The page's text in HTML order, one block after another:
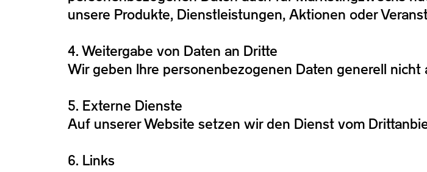
unsere Produkte, Dienstleistungen, Aktionen oder
4. Weitergabe von Daten an Dritte
Wir geben Ihre personenbezogenen Daten generell nicht
5. Externe Dienste
Auf unserer Website setzen wir den Dienst vom
6. Links